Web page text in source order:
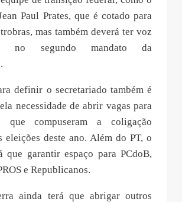
Paul Prates, que é cotado para
mas também deverá ter voz
no segundo mandato da
definir o secretariado também é
necessidade de abrir vagas para
que compuseram a coligação
eleições deste ano. Além do PT, o
que garantir espaço para PCdoB,
e Republicanos.
ainda terá que abrigar outros